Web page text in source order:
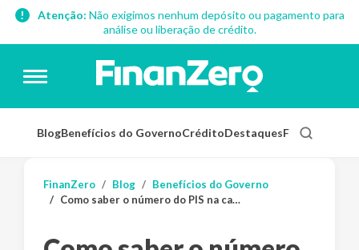
Atenção: Não exigimos nenhum depósito ou pagamento para
análise ou liberação de crédito.
BlogBenefícios do GovernoCréditoDestaquesFinanças
FinanZero Blog
Benefícios do Governo
Como saber o número do PIS na carteira digital?